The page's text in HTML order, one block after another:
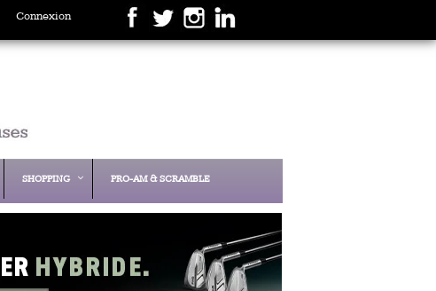
Connexion
SHOPPING PRO-AM & SCRAMBLE